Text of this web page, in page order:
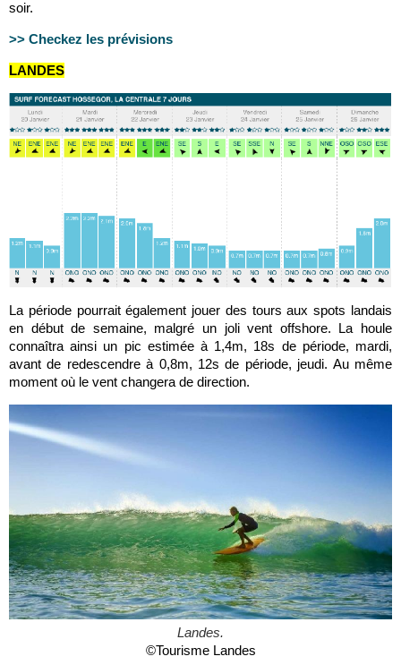
soir.
>> Checkez les prévisions
LANDES
La période pourrait également jouer des tours aux spots landais
en début de semaine, malgré un joli vent offshore. La houle
connaîtra ainsi un pic estimée à 1,4m, 18s de période, mardi,
avant de redescendre à 0,8m, 12s de période, jeudi. Au même
moment où le vent changera de direction.
Landes.
©Tourisme Landes